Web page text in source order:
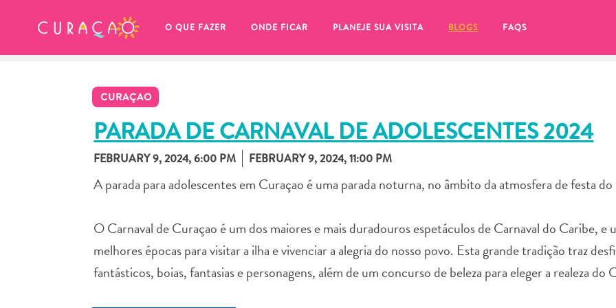
O QUE FAZER ONDE FICAR PLANEJE SUA VISITA BLOGS FAQS
CURAÇAO
PARADA DE CARNAVAL DE ADOLESCENTES 2024
FEBRUARY 9, 2024, 6:00 PM FEBRUARY 9, 2024, 11:00 PM
A parada para adolescentes em Curaçao é uma parada noturna, no âmbito da atmosfera de festa
O Carnaval de Curaçao é um dos maiores e mais duradouros espetáculos de Carnaval do Caribe, e
melhores épocas para visitar a ilha e vivenciar a alegria do nosso povo. Esta grande tradição traz
fantásticos, boias, fantasias e personagens, além de um concurso de beleza para eleger a realeza do
MEUS FAVORITOS
local favorito.
Sempre que você quiser salvar algo para mais tarde, certifique-se de clicar no